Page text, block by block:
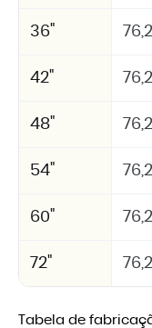
36"
42"
48"
54"
60"
72"
Tabela de